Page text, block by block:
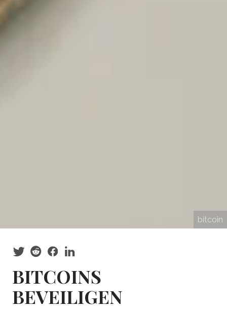
bitcoin
BITCOINS
BEVEILIGEN